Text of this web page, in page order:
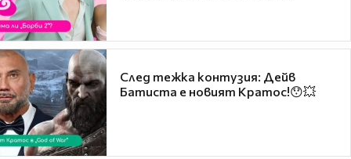
След тежка контузия: Дейв
Батиста е новият Кратос!😯💥